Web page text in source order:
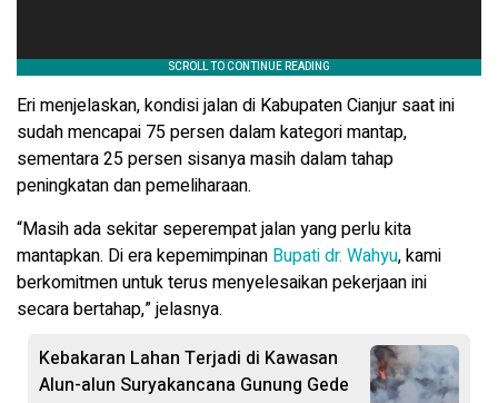
Eri menjelaskan, kondisi jalan di Kabupaten Cianjur saat ini
sudah mencapai 75 persen dalam kategori mantap,
sementara 25 persen sisanya masih dalam tahap
peningkatan dan pemeliharaan.
“Masih ada sekitar seperempat jalan yang perlu kita
mantapkan. Di era kepemimpinan Bupati dr. Wahyu, kami
berkomitmen untuk terus menyelesaikan pekerjaan ini
secara bertahap,” jelasnya.
Kebakaran Lahan Terjadi di Kawasan
Alun-alun Suryakancana Gunung Gede